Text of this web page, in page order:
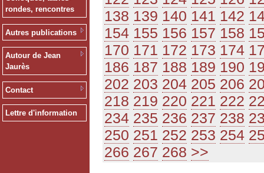
rondes, rencontres
Autres publications
Autour de Jean
Jaurès
Contact
Lettre d'information
138 139 140 141 142
154 155 156 157 158
170 171 172 173 174
186 187 188 189 190
202 203 204 205 206
218 219 220 221 222
234 235 236 237 238
250 251 252 253 254
266 267 268 >>